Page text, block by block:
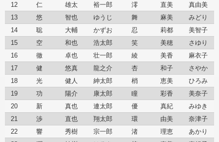
12
仁 雄太 裕一郎 澪 直美
真由美
13
悠 智也 ゆうじ 舞 麻美
みどり
14
聡 大輔 かずお 忍 莉都
美智子
15
空 和也 浩太郎 笑 美穂
さゆり
16
徹 卓也 壮一郎 綾 美香
麻衣子
17
健 悠真 龍之介 杏 和子
さやか
18
光 健人 紳太郎 梢 恵美
ひろみ
19
功 陽介 康太郎 瞳 彩香
美奈子
20
新 真也 連太郎 優 真紀
みゆき
21
渉 直也 翔太郎 環 由美
奈津子
22
響 秀樹 宗一郎 渚 理恵
あかり